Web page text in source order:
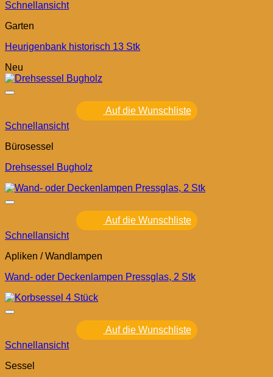
Schnellansicht
Garten
Heurigenbank historisch 13 Stk
Neu
Auf die Wunschliste
Schnellansicht
Bürosessel
Drehsessel Bugholz
Auf die Wunschliste
Schnellansicht
Apliken / Wandlampen
Wand- oder Deckenlampen Pressglas, 2 Stk
Auf die Wunschliste
Schnellansicht
Sessel